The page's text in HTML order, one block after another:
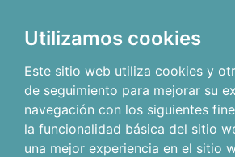
Utilizamos cookies
Este sitio web utiliza cookies y
de seguimiento para mejorar su
navegación con los siguientes
la funcionalidad básica del sitio
una mejor experiencia en el sitio